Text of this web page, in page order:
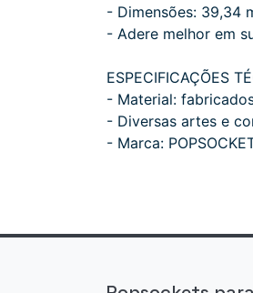
- Dimensões: 39,34
- Adere melhor em
ESPECIFICAÇÕES
- Material:
- Diversas artes e
- Marca: